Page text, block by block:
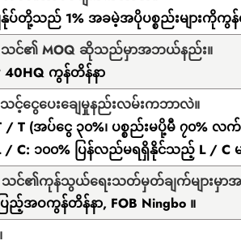
ပ်တို့သည် 1% အခမဲ့အပိုပစ္စည်းများကိုကွ
သင်၏ MOQ ဆိုသည်မှာအဘယ်နည်း။
40HQ ကွန်တိန်နာ
င့်ငွေပေးချေမှုနည်းလမ်းကဘာလဲ။
/ T (အပ်ငွေ ၃၀%၊ ပစ္စည်းမပို့မီ ၇၀% လ
/ C: ၁၀၀% ပြန်လည်မရရှိနိုင်သည့် L / C
သင်၏ကုန်သွယ်ရေးသတ်မှတ်ချက်များမှာ
ည့်အဝကွန်တိန်နာ, FOB Ningbo ။